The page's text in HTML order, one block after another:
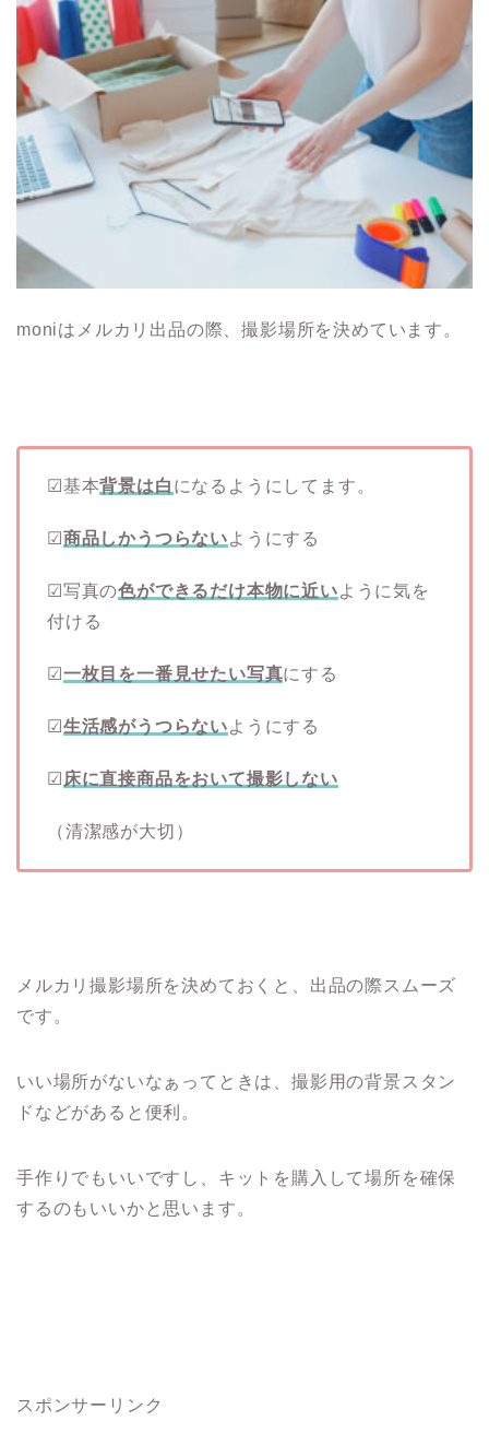
moniはメルカリ出品の際、撮影場所を決めています。
☑基本背景は白 になるようにしてます。
☑商品しかうつらないようにする
☑写真の色ができるだけ本物に近いように気を
付ける
☑一枚目を一番見せたい写真にする
☑生活感がうつらないようにする
☑ 床に直接商品をおいて撮影しない
（清潔感が大切）
メルカリ撮影場所を決めておくと、出品の際スムーズ
です。
いい場所がないなぁってときは、撮影用の背景スタン
ドなどがあると便利。
手作りでもいいですし、キットを購入して場所を確保
するのもいいかと思います。
スポンサーリンク